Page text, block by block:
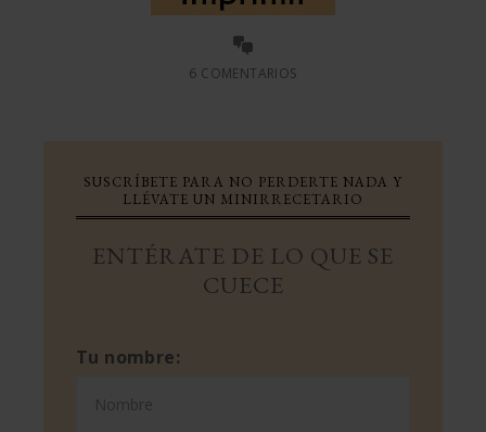
6 COMENTARIOS
SUSCRÍBETE PARA NO PERDERTE NADA Y
LLÉVATE UN MINIRRECETARIO
ENTÉRATE DE LO QUE SE
CUECE
Tu nombre: